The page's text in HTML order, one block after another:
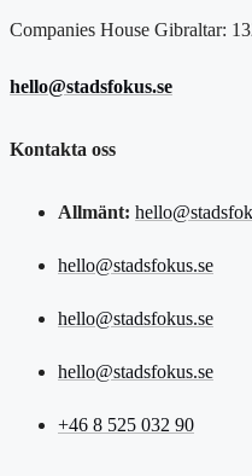
Companies House Gibraltar:
hello@stadsfokus.se
Kontakta oss
Allmänt:
hello@stadsfokus.se
hello@stadsfokus.se
hello@stadsfokus.se
+46 8 525 032 90